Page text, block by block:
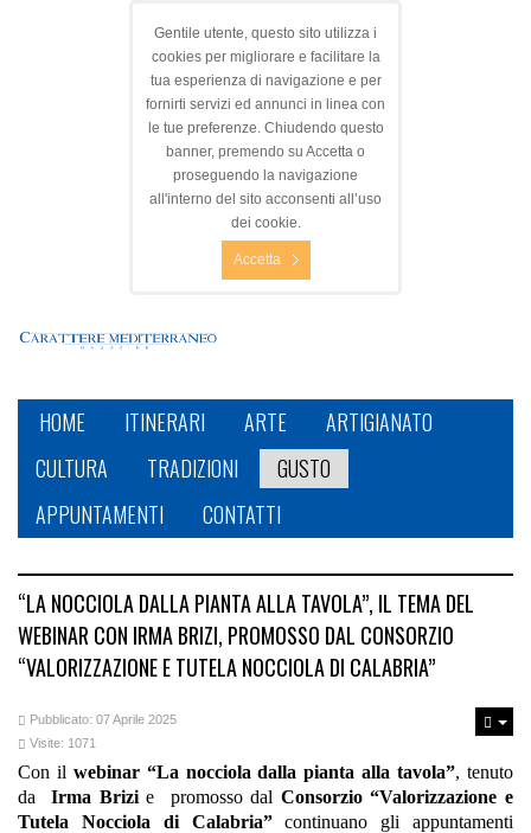
Gentile utente, questo sito utilizza i
cookies per migliorare e facilitare la
tua esperienza di navigazione e per
fornirti servizi ed annunci in linea con
le tue preferenze. Chiudendo questo
banner, premendo su Accetta o
proseguendo la navigazione
all'interno del sito acconsenti all’uso
dei cookie.
Accetta
HOME ITINERARI ARTE
ARTIGIANATO
CULTURA
TRADIZIONI
GUSTO
APPUNTAMENTI
CONTATTI
“LA NOCCIOLA DALLA PIANTA ALLA TAVOLA”, IL TEMA DEL
WEBINAR CON IRMA BRIZI, PROMOSSO DAL CONSORZIO
“VALORIZZAZIONE E TUTELA NOCCIOLA DI CALABRIA”
Pubblicato: 07 Aprile 2025
Visite: 1071
Con il webinar “La nocciola dalla pianta alla tavola”, tenuto
daIrma Brizie promosso dal Consorzio “Valorizzazione e
Tutela Nocciola di Calabria”
continuano gli appuntamenti